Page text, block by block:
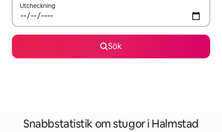
Utcheckning
Sök
Snabbstatistik om stugor i Halmstad